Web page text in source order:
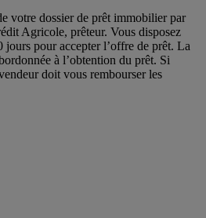
votre dossier de prêt immobilier par
Agricole, prêteur. Vous disposez
jours pour accepter l’offre de prêt. La
à l’obtention du prêt. Si
doit vous rembourser les